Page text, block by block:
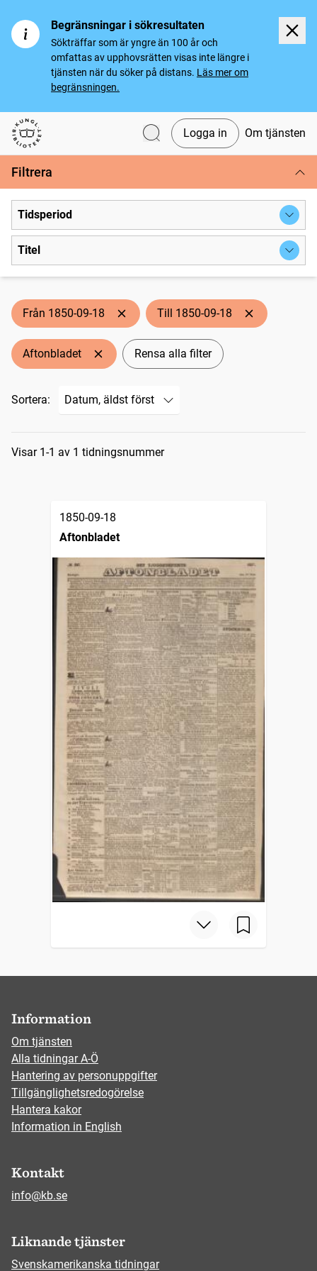
Begränsningar i sökresultaten
Sökträffar som är yngre än 100 år och
omfattas av upphovsrätten visas inte längre i
tjänsten när du söker på distans. Läs mer om
begränsningen.
Svenska tidningar
Logga in Om tjänsten
Filtrera
Tidsperiod
Titel
Från 1850-09-18 Till 1850-09-18
Aftonbladet Rensa alla filter
Sortera:
Sökresultat
Visar 1-1 av 1 tidningsnummer
1850-09-18
Aftonbladet
Information
Om tjänsten
Alla tidningar A-Ö
Hantering av personuppgifter
Tillgänglighetsredogörelse
Hantera kakor
Information in English
Kontakt
info@kb.se
Liknande tjänster
Svenskamerikanska tidningar